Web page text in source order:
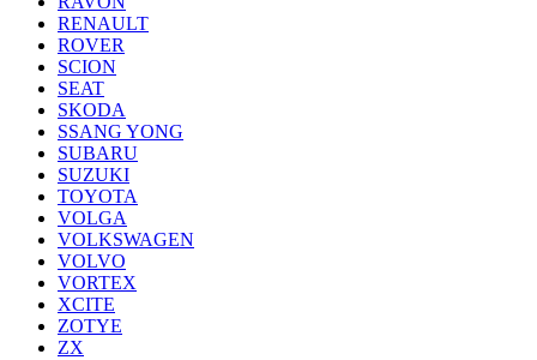
RENAULT
ROVER
SCION
SEAT
SKODA
SSANG YONG
SUBARU
SUZUKI
TOYOTA
VOLGA
VOLKSWAGEN
VOLVO
VORTEX
XCITE
ZOTYE
ZX